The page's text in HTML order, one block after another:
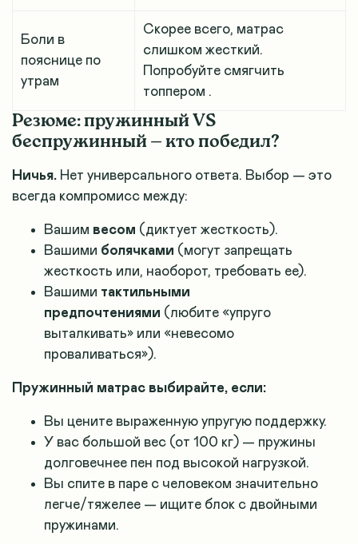
Боли в
пояснице по
утрам
Скорее всего, матрас
слишком жесткий.
Попробуйте смягчить
топпером .
Резюме: пружинный VS
беспружинный — кто победил?
Ничья. Нет универсального ответа. Выбор — это
всегда компромисс между:
Вашим весом (диктует жесткость).
Вашими болячками (могут запрещать
жесткость или, наоборот, требовать ее).
Вашими тактильными
предпочтениями (любите «упруго
выталкивать» или «невесомо
проваливаться»).
Пружинный матрас выбирайте, если:
Вы цените выраженную упругую поддержку.
У вас большой вес (от 100 кг) — пружины
долговечнее пен под высокой нагрузкой.
Вы спите в паре с человеком значительно
легче/тяжелее — ищите блок с двойными
пружинами.